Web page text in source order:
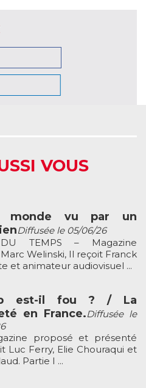
VOUS
monde vu par un
Diffusée le 05/06/26
DU TEMPS – Magazine
Welinski, Il reçoit Franck
et animateur audiovisuel ...
est-il fou ? / La
en France.Diffusée le
proposé et présenté
Luc Ferry, Elie Chouraqui et
Partie I ...